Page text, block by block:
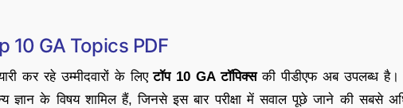
10 GA Topics PDF
कर रहे उम्मीदवारों के लिएटॉप 10 GA टॉपिक्सकी पीडीएफ अब उपलब्ध
ज्ञान के विषय शामिल हैं, जिनसे इस बार परीक्षा में सवाल पूछे जाने की सबसे